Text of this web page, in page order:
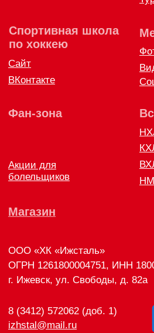
Политика конфиденциальности
Согласие на обработку персональных данных
Публичная оферта
Правила возврата и обмена товара
izhstal@mail.ru